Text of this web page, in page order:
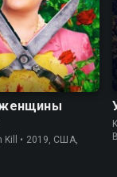
Kill • 2019, США,